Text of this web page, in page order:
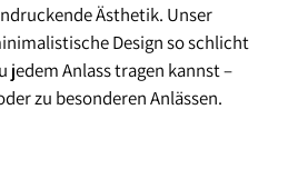
Ästhetik. Unser
Design so schlicht
jedem Anlass tragen kannst –
zu besonderen Anlässen.